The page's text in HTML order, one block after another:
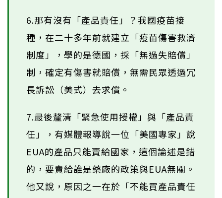
6.那有沒有「產品責任」？我國疫苗接
種，在二十多年前就建立「疫苗傷害救濟
制度」，學的是德國，採「無過失賠償」
制，確定有傷害就賠償，無需民眾透過冗
長訴訟（美式）去求償。
7.最後釐清「緊急使用授權」與「產品責
任」，有媒體報導說一位「美國專家」說
EUA的產品只能賣給國家，這個論述是錯
的，要賣給誰是藥廠的政策與EUA無關。
他又說，原因之一在於「不能買產品責任